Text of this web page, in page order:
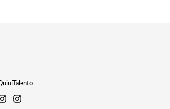
Talento